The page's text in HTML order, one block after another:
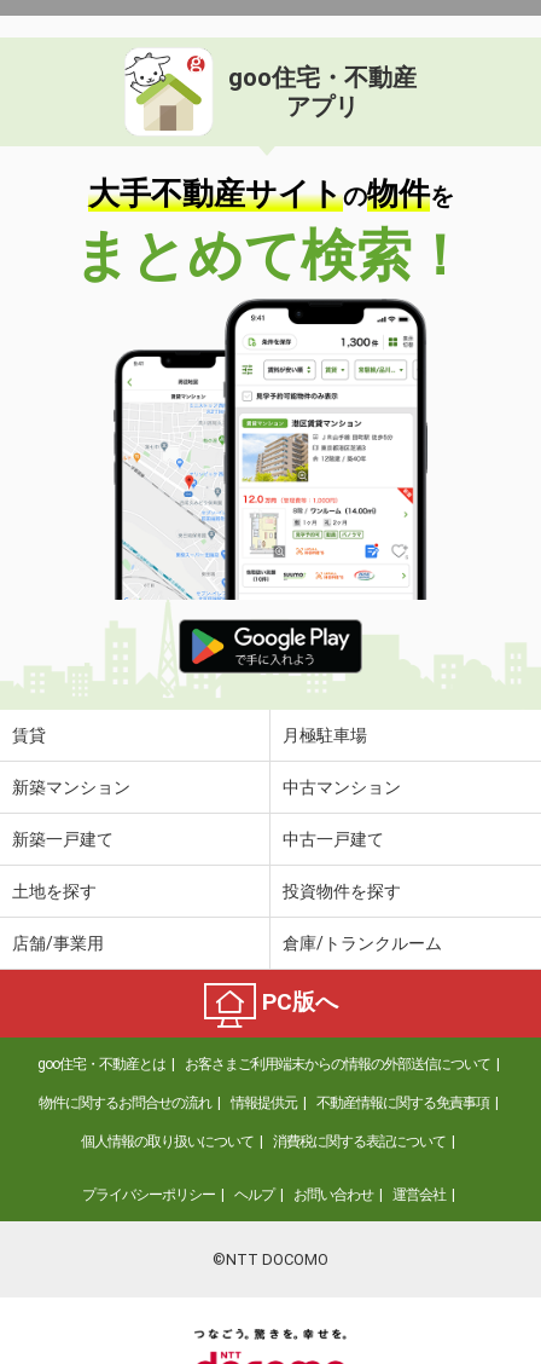
goo住宅・不動産
アプリ
大手不動産サイトの物件を
まとめて検索！
賃貸 月極駐車場
新築マンション 中古マンション
新築一戸建て 中古一戸建て
土地を探す 投資物件を探す
店舗/事業用 倉庫/トランクルーム
PC版へ
goo住宅・不動産とは お客さまご利用端末からの情報の外部送信について
物件に関するお問合せの流れ 情報提供元 不動産情報に関する免責事項
個人情報の取り扱いについて 消費税に関する表記について
プライバシーポリシー ヘルプ お問い合わせ 運営会社
©NTT DOCOMO